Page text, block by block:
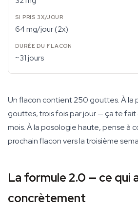
64 mg/jour (2x)
~31 jours
Un flacon contient 250 gouttes. À la
gouttes, trois fois par jour — ça te fait
mois. À la posologie haute, pense à
prochain flacon vers la troisième
La formule 2.0 — ce qui
concrètement